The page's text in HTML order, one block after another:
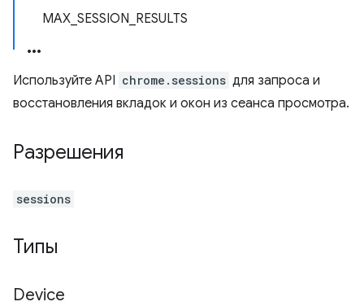
MAX_SESSION_RESULTS
Используйте API chrome.sessions для запроса и
восстановления вкладок и окон из сеанса просмотра.
Разрешения
sessions
Типы
Device